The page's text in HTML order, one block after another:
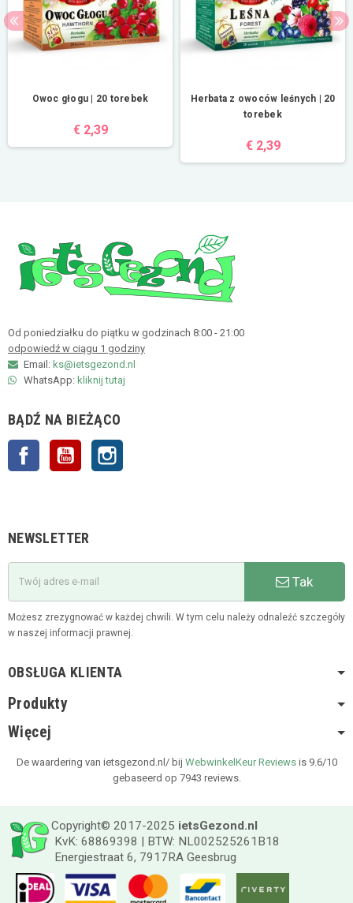
Owoc głogu | 20 torebek
€ 2,39
Herbata z owoców leśnych | 20
torebek
€ 2,39
Od poniedziałku do piątku w godzinach 8:00 - 21:00
odpowiedź w ciągu 1 godziny
Email: ks@ietsgezond.nl
WhatsApp: kliknij tutaj
BĄDŹ NA BIEŻĄCO
Facebook YouTube
NEWSLETTER
Tak
Możesz zrezygnować w każdej chwili. W tym celu należy odnaleźć szczegóły
w naszej informacji prawnej.
OBSŁUGA KLIENTA
Produkty
Więcej
De waardering van ietsgezond.nl/ bij WebwinkelKeur Reviewsis 9.6/10
gebaseerd op 7943 reviews.
Copyright© 2017-2025 ietsGezond.nl
KvK: 68869398 | BTW: NL002525261B18
Energiestraat 6, 7917RA Geesbrug